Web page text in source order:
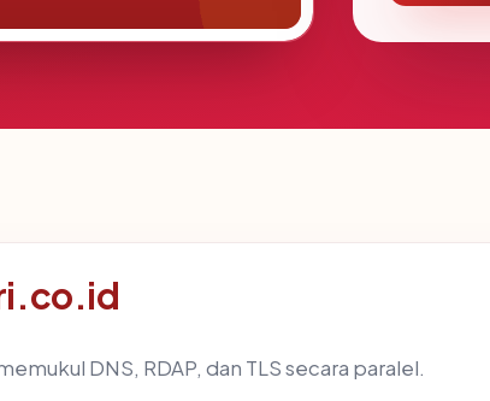
DNS, RDAP, dan TLS secara paralel.